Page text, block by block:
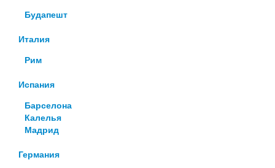
Будапешт
Италия
Рим
Испания
Барселона
Калелья
Мадрид
Германия